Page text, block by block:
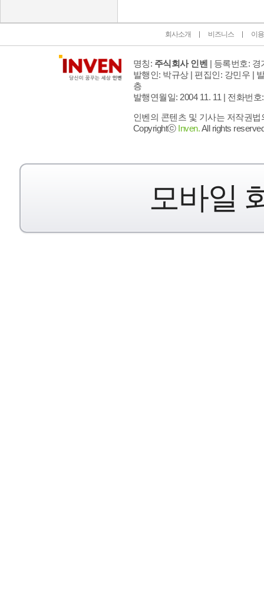
회사소개 비즈니스 이
명칭: 주식회사 인벤 | 등록번호: 경
발행인: 박규상 | 편집인: 강민우 |
층
발행연월일: 2004 11. 11 | 전화번호
인벤의 콘텐츠 및 기사는 저작권
Copyrightⓒ Inven.All rights
모바일